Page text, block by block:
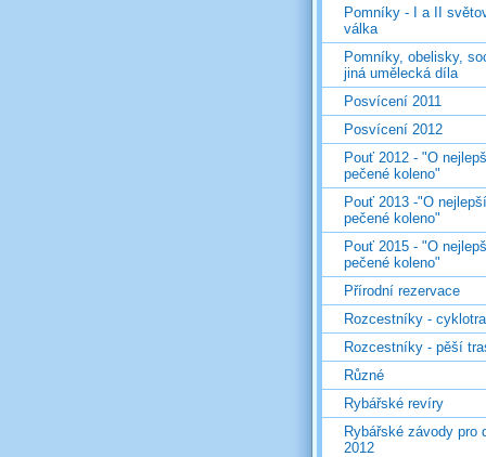
Pomníky - I a II
válka
Pomníky, obelisky,
jiná umělecká díla
Posvícení 2011
Posvícení 2012
Pouť 2012 - "O
pečené koleno"
Pouť 2013 -"O nejlepší
pečené koleno"
Pouť 2015 - "O
pečené koleno"
Přírodní rezervace
Rozcestníky -
Rozcestníky - pěší
Různé
Rybářské revíry
Rybářské závody pro
2012